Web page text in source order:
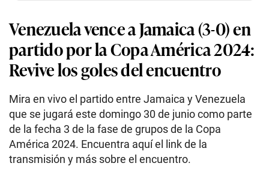
Venezuela vence a Jamaica (3-0) en
partido por la Copa América 2024:
Revive los goles del encuentro
Mira en vivo el partido entre Jamaica y Venezuela
que se jugará este domingo 30 de junio como parte
de la fecha 3 de la fase de grupos de la Copa
América 2024. Encuentra aquí el link de la
transmisión y más sobre el encuentro.